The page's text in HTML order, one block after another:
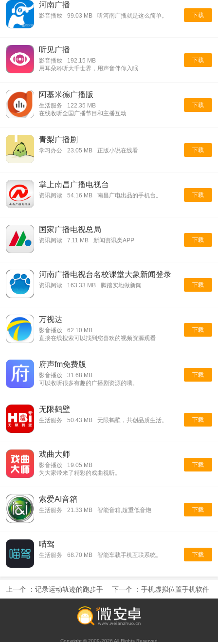
下载
河南广播
影音播放 99.03 MB 听河南广播就是这么简单。
下载
听见广播
影音播放
192.15 MB
用耳朵聆听大千世界，用声音伴你入眠
下载
阿基米德广播版
生活服务
122.35 MB
在线收听全国广播节目和主播互动
下载
青梨广播剧
学习办公 23.05 MB 正版小说在线看
下载
掌上南昌广播电视台
资讯阅读 54.16 MB 南昌广电出品的手机台。
下载
国家广播电视总局
资讯阅读 7.11 MB 新闻资讯类APP
下载
河南广播电视台名校课堂大象新闻登录
资讯阅读 163.33 MB 脚踏实地做新闻
下载
万视达
影音播放
62.10 MB
直接在线搜索可以找到您喜欢的视频资源观看
下载
府声fm免费版
影音播放
31.68 MB
可以收听很多有趣的广播剧资源的哦。
下载
无限鹤壁
生活服务 50.43 MB 无限鹤壁，共创品质生活。
下载
戏曲大师
影音播放
19.05 MB
为大家带来了精彩的戏曲视听。
下载
索爱AI音箱
生活服务 21.33 MB 智能音箱,超重低音炮
下载
喵驾
生活服务 68.70 MB 智能车载手机互联系统。
上一个 ： 记录运动轨迹的跑步手
下一个 ： 手机虚拟位置手机软件
Copyright © 2009-2026 All Rights Reserved